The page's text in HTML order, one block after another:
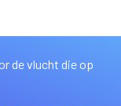
de vlucht die op